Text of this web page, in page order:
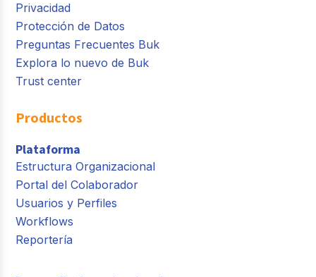
Privacidad
Protección de Datos
Preguntas Frecuentes Buk
Explora lo nuevo de Buk
Trust center
Productos
Plataforma
Estructura Organizacional
Portal del Colaborador
Usuarios y Perfiles
Workflows
Reportería